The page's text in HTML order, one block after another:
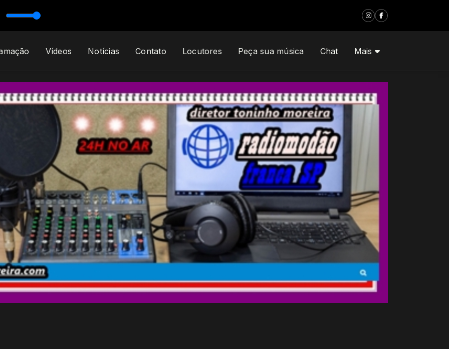
seleção de lovor as 8h segumda Sexta feira com locutor toninho moreira
Vídeos Notícias Contato Locutores Peça sua música Chat Mais